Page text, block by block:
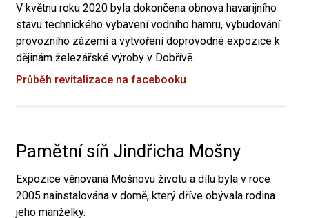
V květnu roku 2020 byla dokončena obnova havarijního
stavu technického vybavení vodního hamru, vybudování
provozního zázemí a vytvoření doprovodné expozice k
dějinám železářské výroby v Dobřívě.
Průběh revitalizace na facebooku
Pamětní síň Jindřicha Mošny
Expozice věnovaná Mošnovu životu a dílu byla v roce
2005 nainstalována v domě, který dříve obývala rodina
jeho manželky.